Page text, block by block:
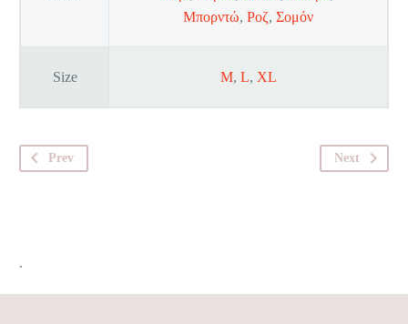
Μπορντώ, Ροζ, Σομόν
Size M, L, XL
Prev Next
.